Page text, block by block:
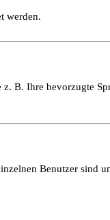
werden.
B. Ihre bevorzugte
Benutzer sind